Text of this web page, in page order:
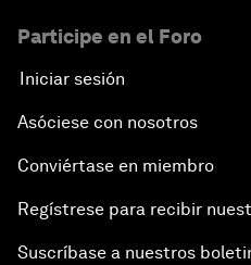
Participe en el Foro
Iniciar sesión
Asóciese con nosotros
Conviértase en miembro
Regístrese para recibir
Suscríbase a nuestros